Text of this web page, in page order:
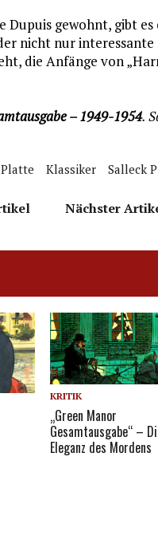
Dupuis gewohnt, gibt
nicht nur
die Anfänge von
– 1949-1954.
Klassiker Salleck
Nächster
KRITIK
„Green Manor
Gesamtausgabe“ –
Eleganz des Mordens